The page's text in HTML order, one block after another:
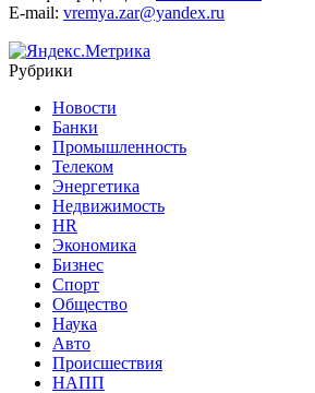
E-mail: vremya.zar@yandex.ru
Рубрики
Новости
Банки
Промышленность
Телеком
Энергетика
Недвижимость
HR
Экономика
Бизнес
Спорт
Общество
Наука
Авто
Происшествия
НАПП